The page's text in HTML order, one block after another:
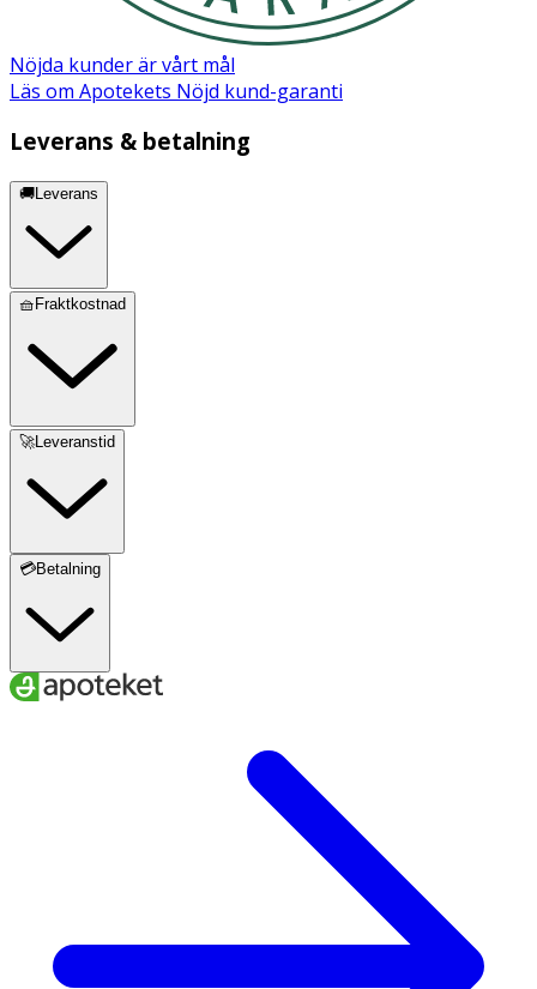
Nöjda kunder är vårt mål
Läs om Apotekets Nöjd kund-garanti
Leverans & betalning
🚚Leverans
🧺Fraktkostnad
🚀Leveranstid
💳Betalning